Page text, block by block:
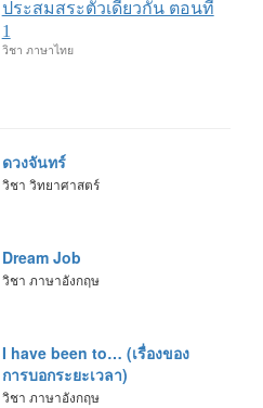
ประสมสระตัวเดียวกัน ตอนที่
1
วิชา ภาษาไทย
ดวงจันทร์
วิชา วิทยาศาสตร์
Dream Job
วิชา ภาษาอังกฤษ
I have been to… (เรื่องของ
การบอกระยะเวลา)
วิชา ภาษาอังกฤษ